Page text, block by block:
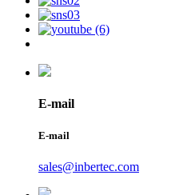
E-mail
E-mail
sales@inbertec.com